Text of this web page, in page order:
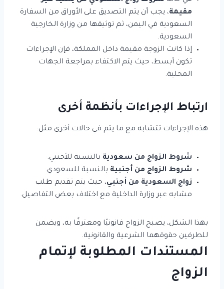
مقيمة، يجب أن يتم التصديق على الأوراق من السفارة
السعودية في اليمن، ثم توثيقها من وزارة الخارجية
السعودية.
إذا كانت الزوجة مقيمة داخل المملكة، فإن الإجراءات
تكون أبسط، حيث يتم الاكتفاء بمراجعة الجهات
المحلية.
ارتباط الإجراءات بأنظمة أخرى
هذه الإجراءات تتشابه مع ما يتم في حالات أخرى مثل:
شروط الزواج من سعودية بالنسبة للأجنبي.
شروط الزواج من أجنبية بالنسبة للسعودي.
زواج السعودية من أجنبي، حيث يتم تقديم طلب
مشابه عبر وزارة الداخلية مع اختلاف بعض التفاصيل.
بهذا الشكل، يصبح الزواج قانونيًا ومعترفًا به، ويضمن
للطرفين حقوقهما الشرعية والقانونية.
المستندات المطلوبة لإتمام
الزواج